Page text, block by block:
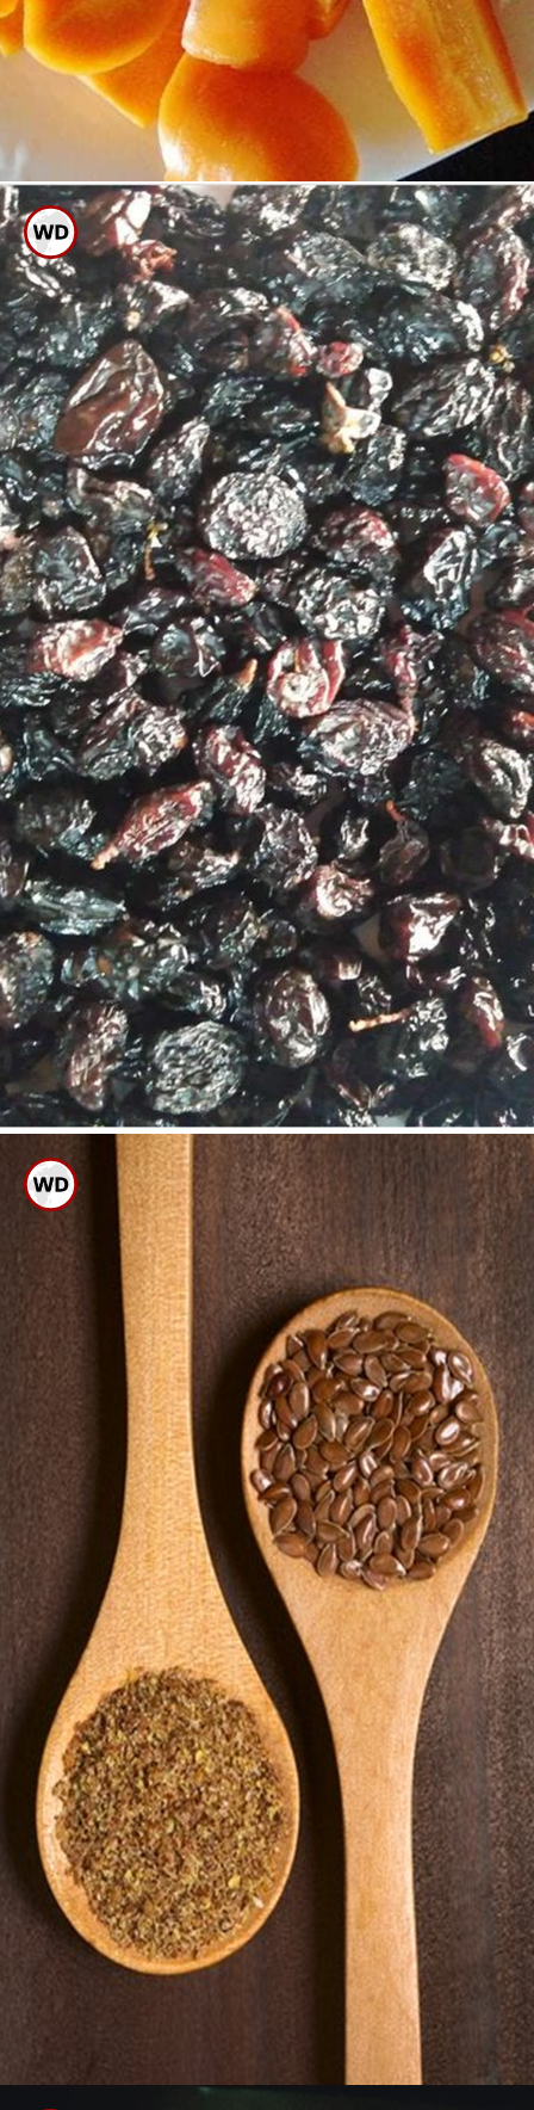
ಮಕ್ಕಳಿಗೆ ಕ್ಯಾರೆಟ್, ಪಾಲಕ್,
ಬ್ರಾಕೊಲಿಯಂತಹ ಫೈಬರ್ ಅಂಶ
ಅಧಿಕವಿರುವ ತರಕಾರಿ ಕೊಡಿ.
ಒಣದ್ರಾಕ್ಷಿಯನ್ನು ಖಾಲಿ ಹೊಟ್ಟೆಯಲ್ಲಿ
ಕೊಡುವುದನ್ನು ಅಭ್ಯಾಸ ಮಾಡಿ.